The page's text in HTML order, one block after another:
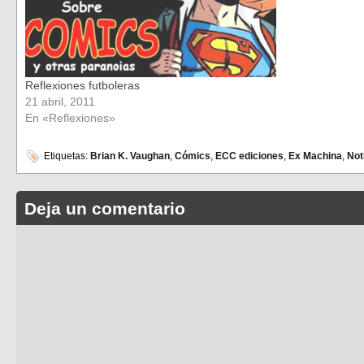
Reflexiones futboleras
21 abril, 2011
En «Reflexiones»
Etiquetas: Brian K. Vaughan, Cómics, ECC ediciones, Ex Machina,
Deja un comentario